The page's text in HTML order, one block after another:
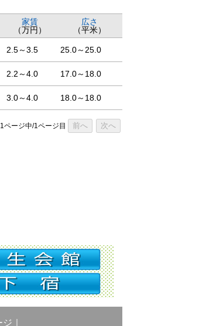
家賃
（万円）
広さ
（平米）
2.5～3.5 25.0～25.0
2.2～4.0 17.0～18.0
3.0～4.0 18.0～18.0
ページ中/1ページ目 前へ 次へ
ジ